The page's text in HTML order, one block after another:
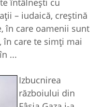
– iudaică, creştină
în care oamenii sunt
care te simţi mai
...
Izbucnirea
războiului din